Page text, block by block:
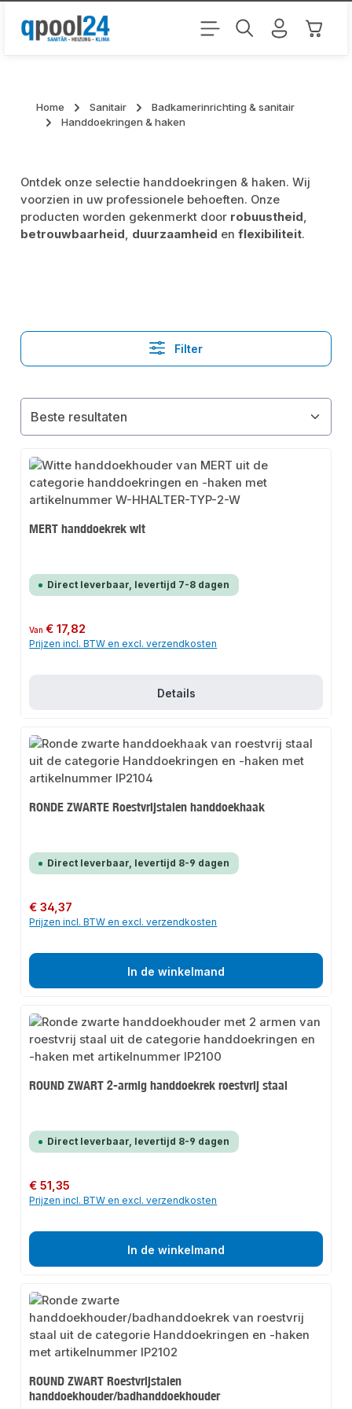
Ga naar de hoofdinhoud
Home Sanitair
Badkamerinrichting & sanitair
Handdoekringen & haken
Ontdek onze selectie handdoekringen & haken. Wij
voorzien in uw professionele behoeften. Onze
producten worden gekenmerkt door robuustheid,
betrouwbaarheid, duurzaamheid enflexibiliteit.
Filter
MERT handdoekrek wit
Direct leverbaar, levertijd 7-8 dagen
Normale prijs:
Van€ 17,82
Prijzen incl. BTW en excl. verzendkosten
Details
RONDE ZWARTE Roestvrijstalen handdoekhaak
Direct leverbaar, levertijd 8-9 dagen
Normale prijs:
€ 34,37
Prijzen incl. BTW en excl. verzendkosten
In de winkelmand
ROUND ZWART 2-armig handdoekrek roestvrij staal
Direct leverbaar, levertijd 8-9 dagen
Normale prijs:
€ 51,35
Prijzen incl. BTW en excl. verzendkosten
In de winkelmand
ROUND ZWART Roestvrijstalen
handdoekhouder/badhanddoekhouder